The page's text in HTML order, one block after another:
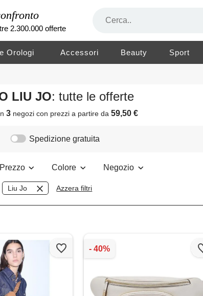
2.300.000 offerte
Orologi Accessori Beauty Sport
LIU JO: tutte le offerte
3 negozicon prezzi a partire da59,50 €
Spedizione gratuita
Prezzo Colore Negozio
Liu Jo Azzera filtri